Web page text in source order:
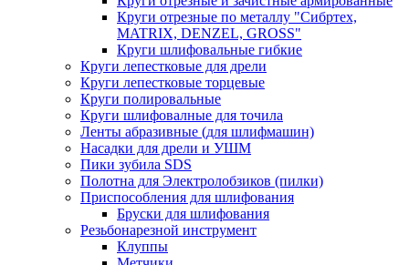
Круги отрезные по металлу "Сибртех,
MATRIX, DENZEL, GROSS"
Круги шлифовальные гибкие
Круги лепестковые для дрели
Круги лепестковые торцевые
Круги полировальные
Круги шлифовалные для точила
Ленты абразивные (для шлифмашин)
Насадки для дрели и УШМ
Пики зубила SDS
Полотна для Электролобзиков (пилки)
Приспособления для шлифования
Бруски для шлифования
Резьбонарезной инструмент
Клуппы